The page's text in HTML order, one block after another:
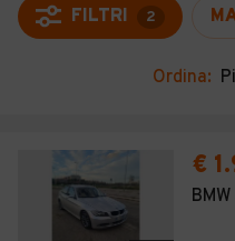
Auto Nuove
Noleggio a lungo
Moto
Camper
FILTRI 2
Ordina:
€